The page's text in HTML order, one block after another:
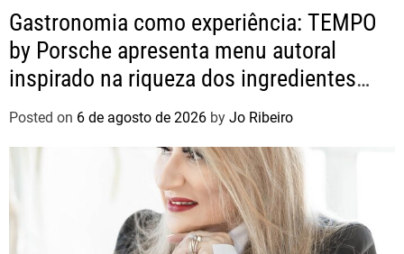
Gastronomia como experiência: TEMPO
by Porsche apresenta menu autoral
inspirado na riqueza dos ingredientes
brasileiros
Posted on 6 de agosto de 2026 by Jo Ribeiro